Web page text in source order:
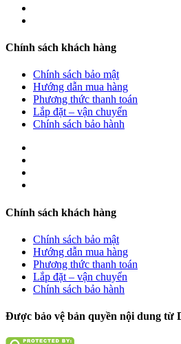
Chính sách khách hàng
Chính sách bảo mật
Hướng dẫn mua hàng
Phương thức thanh toán
Lắp đặt – vận chuyển
Chính sách bảo hành
Chính sách khách hàng
Chính sách bảo mật
Hướng dẫn mua hàng
Phương thức thanh toán
Lắp đặt – vận chuyển
Chính sách bảo hành
Được bảo vệ bản quyền nội dung từ